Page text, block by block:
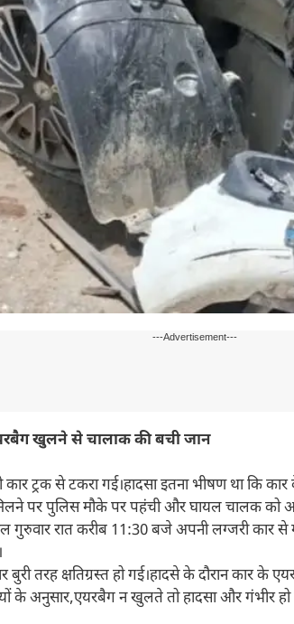
---Advertisement---
खुलने से चालाक की बची जान
कार ट्रक से टकरा गई।हादसा इतना भीषण था
पर पुलिस मौके पर पहंची और घायल चालक को
गुरुवार रात करीब 11:30 बजे अपनी लग्जरी कार
बुरी तरह क्षतिग्रस्त हो गई।हादसे के दौरान कार
के अनुसार,एयरबैग न खुलते तो हादसा और गंभीर हो